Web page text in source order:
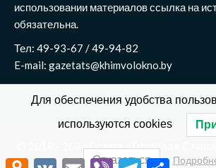
использовании материалов ссылка на
обязательна.
Тел: 49-93-67 / 49-94-82
E-mail: gazetats@khimvolokno.by
© 2018 - 2026 Газета «Трудовая Слава»
AF themes.
Odnoklassniki
VK EmailViberTelegram
Для обеспечения удобства
используются cookies
Отказаться